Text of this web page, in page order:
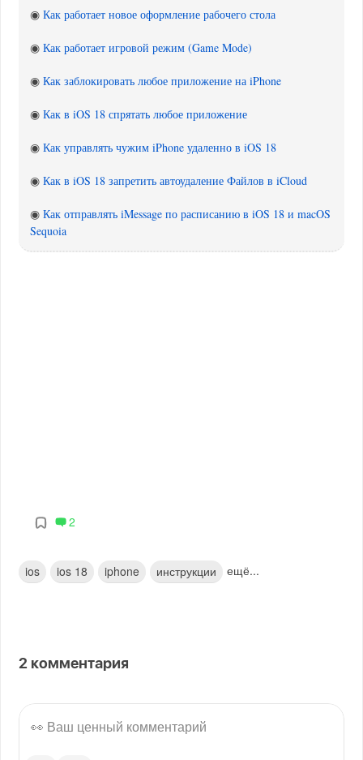
◉Как работает новое оформление рабочего стола
◉Как работает игровой режим (Game Mode)
◉Как заблокировать любое приложение на iPhone
◉Как в iOS 18 спрятать любое приложение
◉Как управлять чужим iPhone удаленно в iOS 18
◉Как в iOS 18 запретить автоудаление Файлов в iCloud
◉Как отправлять iMessage по расписанию в iOS 18 и macOS
Sequoia
2
ios ios 18 iphone инструкции ещё...
2 комментария